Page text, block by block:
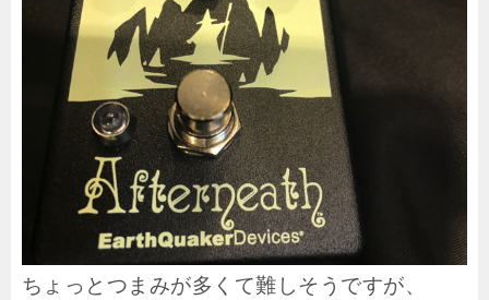
ちょっとつまみが多くて難しそうですが、